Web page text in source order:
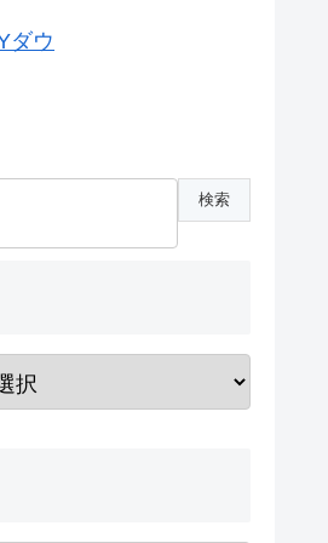
ダウ